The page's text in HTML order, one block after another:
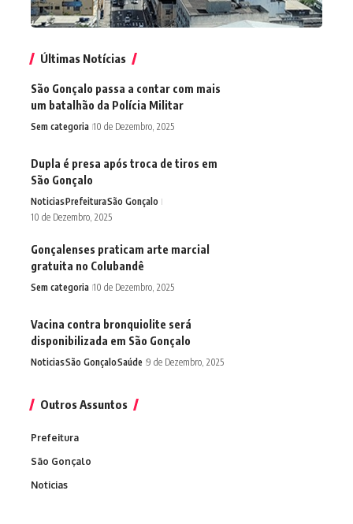
Últimas Notícias
São Gonçalo passa a contar com mais
um batalhão da Polícia Militar
Sem categoria 10 de Dezembro, 2025
Dupla é presa após troca de tiros em
São Gonçalo
NoticiasPrefeituraSão Gonçalo
10 de Dezembro, 2025
Gonçalenses praticam arte marcial
gratuita no Colubandê
Sem categoria 10 de Dezembro, 2025
Vacina contra bronquiolite será
disponibilizada em São Gonçalo
NoticiasSão GonçaloSaúde 9 de Dezembro, 2025
Outros Assuntos
Prefeitura
São Gonçalo
Noticias